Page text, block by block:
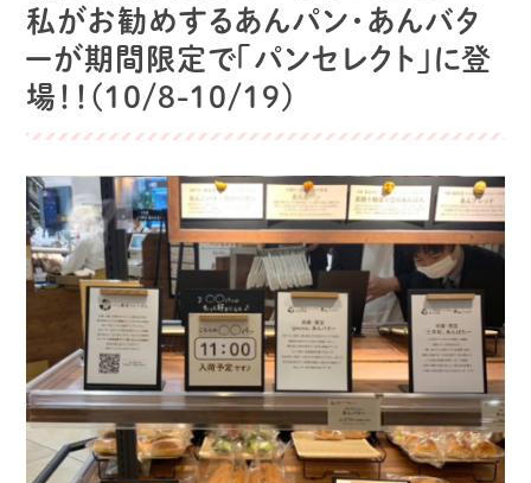
私がお勧めするあんパン・あんバタ
ーが期間限定で「パンセレクト」に登
場！！(10/8-10/19)